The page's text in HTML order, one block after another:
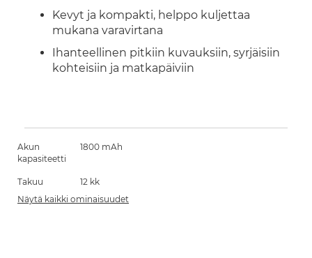
Kevyt ja kompakti, helppo kuljettaa
mukana varavirtana
Ihanteellinen pitkiin kuvauksiin, syrjäisiin
kohteisiin ja matkapäiviin
Akun
kapasiteetti
1800 mAh
Takuu
12 kk
Näytä kaikki ominaisuudet